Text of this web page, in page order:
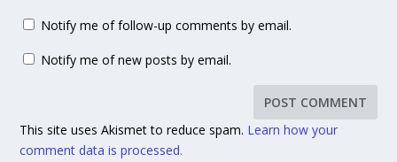
Notify me of follow-up comments by email.
Notify me of new posts by email.
This site uses Akismet to reduce spam. Learn how your
comment data is processed.